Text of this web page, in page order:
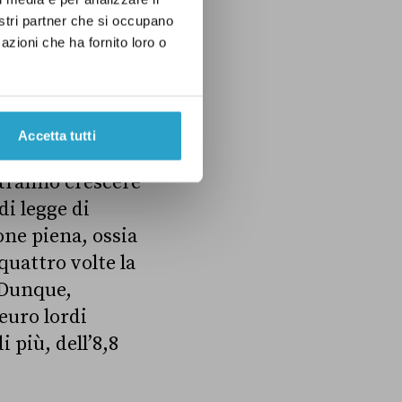
partner che si occupano
che ha fornito loro o
Accetta tutti
della
è aumentata
e delle
crescere
legge di
piena, ossia
volte la
lordi
più, dell’8,8